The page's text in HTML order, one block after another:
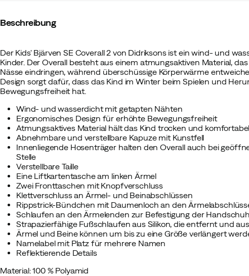
Beschreibung
Der Kids' Bjärven SE Coverall 2 von Didriksons ist ein wind- und
Kinder. Der Overall besteht aus einem atmungsaktiven Material,
Nässe eindringen, während überschüssige Körperwärme
Design sorgt dafür, dass das Kind im Winter beim Spielen und
Bewegungsfreiheit hat.
Wind- und wasserdicht mit getapten Nähten
Ergonomisches Design für erhöhte Bewegungsfreiheit
Atmungsaktives Material hält das Kind trocken und komfortabel
Abnehmbare und verstellbare Kapuze mit Kunstfell
Innenliegende Hosenträger halten den Overall auch bei
Stelle
Verstellbare Taille
Eine Liftkartentasche am linken Ärmel
Zwei Fronttaschen mit Knopfverschluss
Klettverschluss an Ärmel- und Beinabschlüssen
Rippstrick-Bündchen mit Daumenloch an den
Schlaufen an den Ärmelenden zur Befestigung der
Strapazierfähige Fußschlaufen aus Silikon, die entfernt und
Ärmel und Beine können um bis zu eine Größe verlängert
Namelabel mit Platz für mehrere Namen
Reflektierende Details
Material: 100 % Polyamid